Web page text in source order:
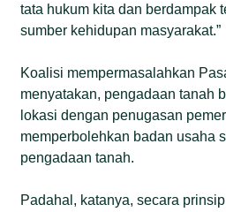
tata hukum kita dan berdampak
sumber kehidupan masyarakat.”
Koalisi mempermasalahkan
menyatakan, pengadaan tanah
lokasi dengan penugasan
memperbolehkan badan usaha
pengadaan tanah.
Padahal, katanya, secara